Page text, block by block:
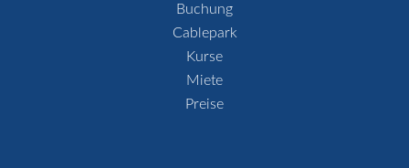
Buchung
Cablepark
Kurse
Miete
Preise